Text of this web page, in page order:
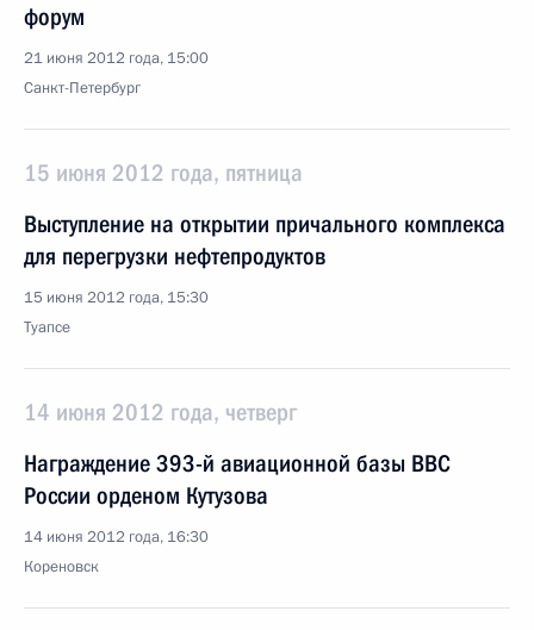
форум
21 июня 2012 года, 15:00
Санкт-Петербург
15 июня 2012 года, пятница
Выступление на открытии причального комплекса
для перегрузки нефтепродуктов
15 июня 2012 года, 15:30
Туапсе
14 июня 2012 года, четверг
Награждение 393-й авиационной базы ВВС
России орденом Кутузова
14 июня 2012 года, 16:30
Кореновск